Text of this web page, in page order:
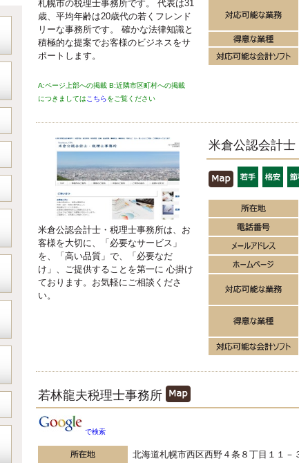
札幌市の税理士事務所です。 代表は31
歳、平均年齢は20歳代の若くフレンド
リーな事務所です。 確かな法律知識と
積極的な提案でお客様のビジネスをサ
ポートします。
A:ページ上部への掲載 B:近隣市区町村への掲載
につきましては こちらをご覧ください
米倉公認会計士・税理士事務所は、お
客様を大切に、「必要なサービス」
を、「高い品質」で、「必要なだ
け」、ご提供することを第一に 心掛け
ております。お気軽にご相談くださ
い。
米倉公認会計
若林龍夫税理士事務所
で検索
北海道札幌市西区西野４条８丁目１１－